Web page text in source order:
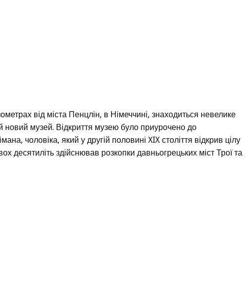
від міста Пенцлін, в Німеччині, знаходиться невелике
новий музей. Відкриття музею було приурочено до
чоловіка, який у другій половині XIX століття відкрив цілу
десятиліть здійснював розкопки давньогрецьких міст Трої та